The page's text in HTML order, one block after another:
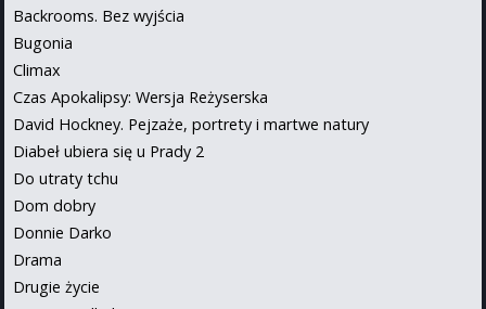
Backrooms. Bez wyjścia
Bugonia
Climax
Czas Apokalipsy: Wersja Reżyserska
David Hockney. Pejzaże, portrety i martwe natury
Diabeł ubiera się u Prady 2
Do utraty tchu
Dom dobry
Donnie Darko
Drama
Drugie życie